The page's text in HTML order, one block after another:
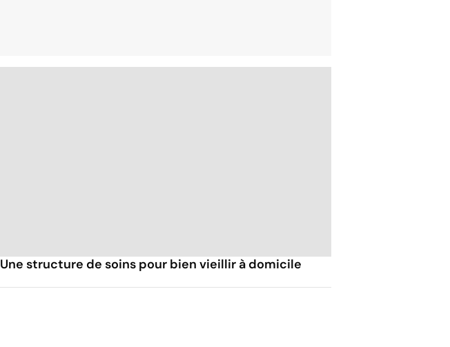
Une structure de soins pour bien vieillir à domicile